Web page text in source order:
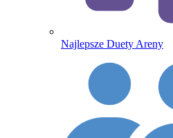
Najlepsze Duety Areny